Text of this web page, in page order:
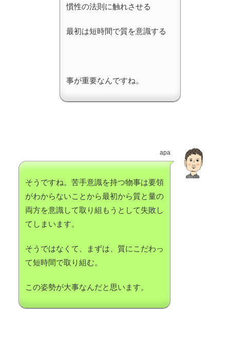
慣性の法則に触れさせる
最初は短時間で質を意識する
事が重要なんですね。
apa
そうですね。苦手意識を持つ物事は要領
がわからないことから最初から質と量の
両方を意識して取り組もうとして失敗し
てしまいます。
そうではなくて、まずは、質にこだわっ
て短時間で取り組む。
この姿勢が大事なんだと思います。